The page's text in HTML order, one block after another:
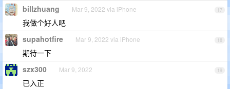
17
billzhuang Mar 9, 2022 via iPhone
我做个好人吧
18
supahotfire Mar 9, 2022 via iPhone
期待一下
19
szx300 Mar 9, 2022
已入正